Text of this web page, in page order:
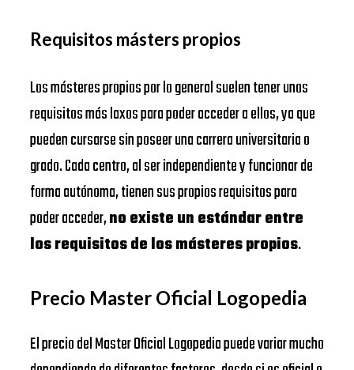
Requisitos másters propios
Los másteres propios por lo general suelen tener unos
requisitos más laxos para poder acceder a ellos, ya que
pueden cursarse sin poseer una carrera universitaria o
grado. Cada centro, al ser independiente y funcionar de
forma autónoma, tienen sus propios requisitos para
poder acceder,no existe un estándar entre
los requisitos de los másteres propios.
Precio Master Oficial Logopedia
El precio del Master Oficial Logopedia puede variar mucho